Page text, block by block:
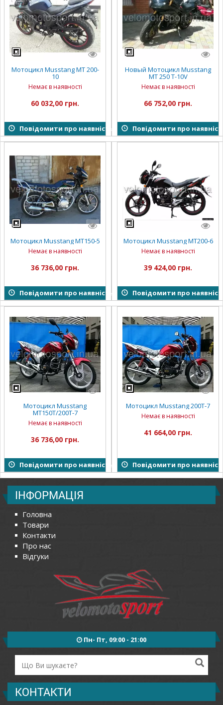
Мотоцикл Musstang MT 200-
10
Немає в наявності
60 032,00 грн.
Повідомити про наявність
Новый Мотоцикл Musstang
MT 250 T-10V
Немає в наявності
66 752,00 грн.
Повідомити про
Мотоцикл Musstang MT150-5
Немає в наявності
36 736,00 грн.
Повідомити про наявність
Мотоцикл Musstang MT200-6
Немає в наявності
39 424,00 грн.
Повідомити про
Мотоцикл Musstang
MT150T/200T-7
Немає в наявності
36 736,00 грн.
Повідомити про наявність
Мотоцикл Musstang 200T-7
Немає в наявності
41 664,00 грн.
Повідомити про
ІНФОРМАЦІЯ
Головна
Товари
Контакти
Про нас
Відгуки
Пн- Пт, 09:00 - 21:00
КОНТАКТИ